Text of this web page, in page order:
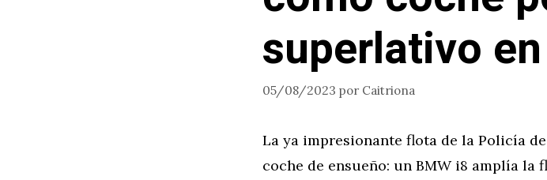
superlativo
05/08/2023 por Caitriona
La ya impresionante flota de la Policía
coche de ensueño: un BMW i8 amplía